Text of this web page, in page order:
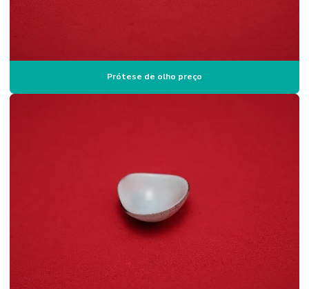
Prótese ocular com movimento preço
Prótese ocular quanto custa
Prótese ocular que se movimenta
Prótese ocular sp preço
Prótese de olho preço